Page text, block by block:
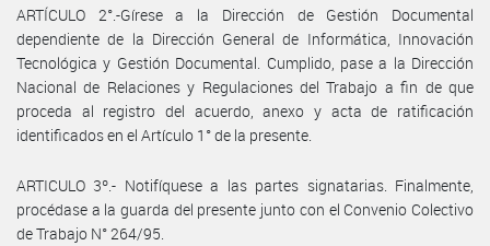
ARTÍCULO 2°.-Gírese a la Dirección de Gestión Documental
dependiente de la Dirección General de Informática, Innovación
Tecnológica y Gestión Documental. Cumplido, pase a la Dirección
Nacional de Relaciones y Regulaciones del Trabajo a fin de que
proceda al registro del acuerdo, anexo y acta de ratificación
identificados en el Artículo 1° de la presente.
ARTICULO 3º.- Notifíquese a las partes signatarias. Finalmente,
procédase a la guarda del presente junto con el Convenio Colectivo
de Trabajo N° 264/95.